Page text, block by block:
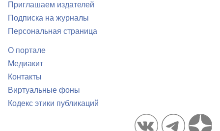
Приглашаем издателей
Подписка на журналы
Персональная страница
О портале
Медиакит
Контакты
Виртуальные фоны
Кодекс этики публикаций